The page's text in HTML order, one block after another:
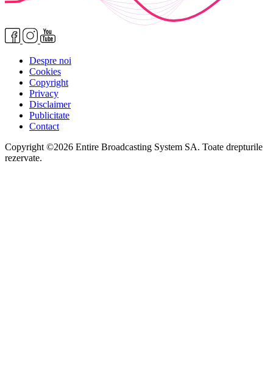
Despre noi
Cookies
Copyright
Privacy
Disclaimer
Publicitate
Contact
Copyright ©2026 Entire Broadcasting System SA. Toate drepturile
rezervate.